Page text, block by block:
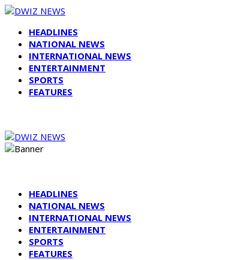
HEADLINES
NATIONAL NEWS
INTERNATIONAL NEWS
ENTERTAINMENT
SPORTS
FEATURES
HEADLINES
NATIONAL NEWS
INTERNATIONAL NEWS
ENTERTAINMENT
SPORTS
FEATURES